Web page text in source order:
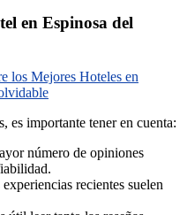
en Espinosa del
los Mejores Hoteles en
es importante tener en cuenta:
número de opiniones
recientes suelen